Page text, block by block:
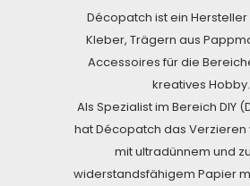
Décopatch ist ein Hersteller
Kleber, Trägern aus
Accessoires für die
kreatives Hobby.
Als Spezialist im Bereich DIY
hat Décopatch das Verzieren
mit ultradünnem und
widerstandsfähigem Papier